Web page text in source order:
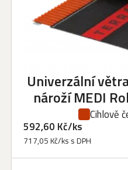
Univerzální
nároží MEDI
Cihlově
592,60 Kč/ks
717,05 Kč/ks s DPH